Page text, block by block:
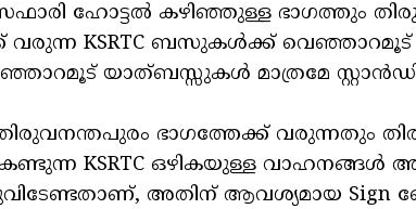
ഹോട്ടൽ കഴിഞ്ഞുള്ള ഭാഗത്തും
വരുന്ന KSRTC ബസുകൾക്ക്
യാത്ബസ്സുകൾ മാത്രമേ
തിരുവനന്തപുരം ഭാഗത്തേക്ക് വരുന്നതും
KSRTC ഒഴികയുള്ള വാഹനങ്ങൾ
അതിന് ആവശ്യമായ